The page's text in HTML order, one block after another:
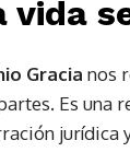
vida
Gracia nos
Es una
jurídica